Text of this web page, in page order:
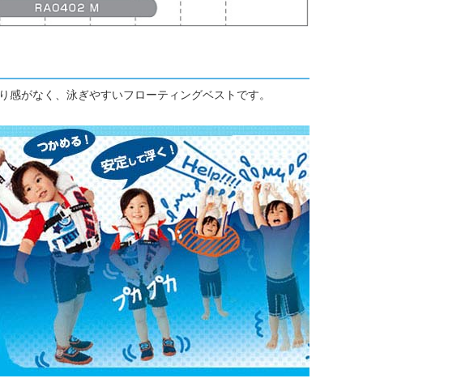
がなく、泳ぎやすいフローティングベストです。